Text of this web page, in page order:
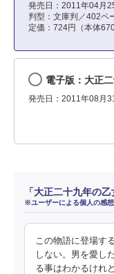
発売日：2011年04月
判型：文庫判／402ペ
定価：724円（本体670
電子版：大正
発売日：2011年08月
「大正二十九年の
※ユーザーによる個人の感
この物語に登場す
しない。男を愛し
る事はわかるけれ